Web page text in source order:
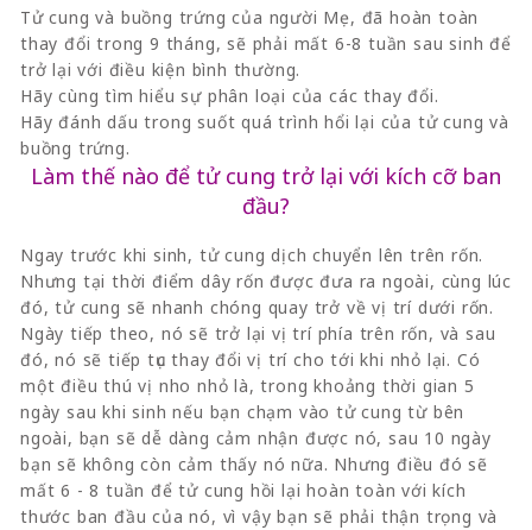
Tử cung và buồng trứng của người Mẹ, đã hoàn toàn
thay đổi trong 9 tháng, sẽ phải mất 6-8 tuần sau sinh để
trở lại với điều kiện bình thường.
Hãy cùng tìm hiểu sự phân loại của các thay đổi.
Hãy đánh dấu trong suốt quá trình hổi lại của tử cung và
buồng trứng.
Làm thế nào để tử cung trở lại với kích cỡ ban
đầu?
Ngay trước khi sinh, tử cung dịch chuyển lên trên rốn.
Nhưng tại thời điểm dây rốn được đưa ra ngoài, cùng lúc
đó, tử cung sẽ nhanh chóng quay trở về vị trí dưới rốn.
Ngày tiếp theo, nó sẽ trở lại vị trí phía trên rốn, và sau
đó, nó sẽ tiếp tục thay đổi vị trí cho tới khi nhỏ lại. Có
một điều thú vị nho nhỏ là, trong khoảng thời gian 5
ngày sau khi sinh nếu bạn chạm vào tử cung từ bên
ngoài, bạn sẽ dễ dàng cảm nhận được nó, sau 10 ngày
bạn sẽ không còn cảm thấy nó nữa. Nhưng điều đó sẽ
mất 6 - 8 tuần để tử cung hồi lại hoàn toàn với kích
thước ban đầu của nó, vì vậy bạn sẽ phải thận trọng và